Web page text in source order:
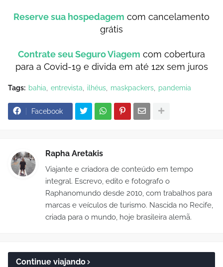
Reserve sua hospedagem com cancelamento
grátis
Contrate seu Seguro Viagem com cobertura
para a Covid-19 e divida em até 12x sem juros
Tags: bahia entrevista ilhéus maskpackers pandemia
Facebook
Rapha Aretakis
Viajante e criadora de conteúdo em tempo
integral. Escrevo, edito e fotografo o
Raphanomundo desde 2010, com trabalhos para
marcas e veículos de turismo. Nascida no Recife,
criada para o mundo, hoje brasileira alemã.
Continue viajando